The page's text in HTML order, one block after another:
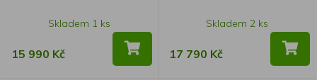
Skladem 1 ks
15 990 Kč
Skladem 2 ks
17 790 Kč